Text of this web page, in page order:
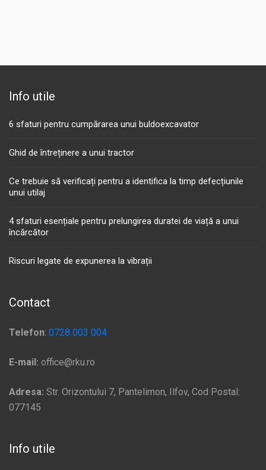
Info utile
6 sfaturi pentru cumpărarea unui buldoexcavator
Ghid de întreținere a unui tractor
Ce trebuie să verificați pentru a identifica la timp defecțiunile
unui utilaj
4 sfaturi esențiale pentru prelungirea duratei de viață a unui
încărcător
Riscuri legate de expunerea la vibrații
Contact
Telefon: 0728 003 004
E-mail: office@rku.ro
Adresa: Str. Orizontului 7, Pantelimon, Ilfov, Cod Postal:
077145
Info utile